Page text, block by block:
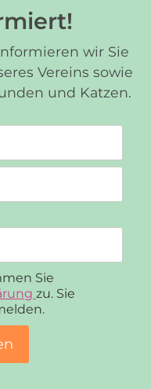
wir Sie
Vereins sowie
und Katzen.
Sie
zu. Sie